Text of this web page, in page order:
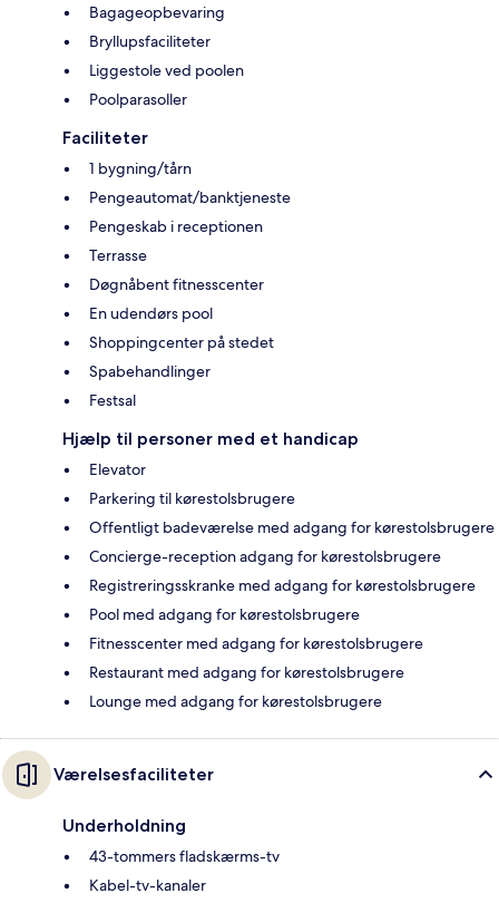
Bagageopbevaring
Bryllupsfaciliteter
Liggestole ved poolen
Poolparasoller
Faciliteter
1 bygning/tårn
Pengeautomat/banktjeneste
Pengeskab i receptionen
Terrasse
Døgnåbent fitnesscenter
En udendørs pool
Shoppingcenter på stedet
Spabehandlinger
Festsal
Hjælp til personer med et handicap
Elevator
Parkering til kørestolsbrugere
Offentligt badeværelse med adgang for kørestolsbrugere
Concierge-reception adgang for kørestolsbrugere
Registreringsskranke med adgang for kørestolsbrugere
Pool med adgang for kørestolsbrugere
Fitnesscenter med adgang for kørestolsbrugere
Restaurant med adgang for kørestolsbrugere
Lounge med adgang for kørestolsbrugere
Værelsesfaciliteter
Underholdning
43-tommers fladskærms-tv
Kabel-tv-kanaler